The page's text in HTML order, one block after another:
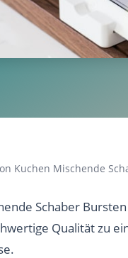
Kuchen Mischende
Schaber
Qualität zu